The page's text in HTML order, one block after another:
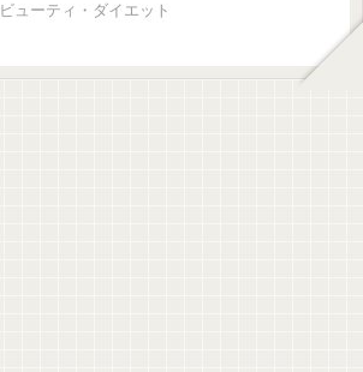
ビューティ・ダイエット